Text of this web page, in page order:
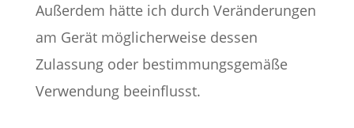
Außerdem hätte ich durch Veränderungen
am Gerät möglicherweise dessen
Zulassung oder bestimmungsgemäße
Verwendung beeinflusst.